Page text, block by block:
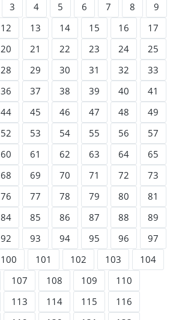
3 4 5 6 7 8
9
12 13 14 15 16
17
20 21 22 23 24
25
28 29 30 31 32
33
36 37 38 39 40
41
44 45 46 47 48
49
52 53 54 55 56
57
60 61 62 63 64
65
68 69 70 71 72
73
76 77 78 79 80
81
84 85 86 87 88
89
92 93 94 95 96
97
100 101 102 103
104
107 108 109
110
113 114 115
116